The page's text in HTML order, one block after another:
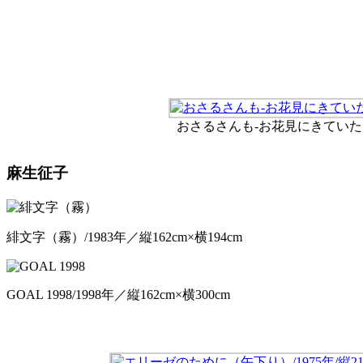
おさるさんも-お花見にきてい
麻生征子
緋文字（霧）/1983年／縦162cm×横194cm
GOAL 1998/1998年／縦162cm×横300cm